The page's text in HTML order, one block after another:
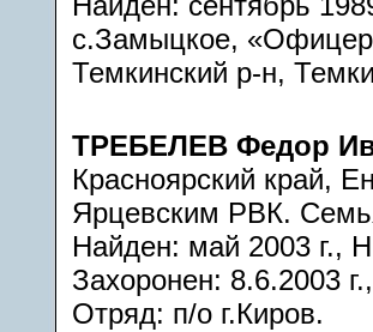
с.Замыцкое,
Темкинский р-н,
ТРЕБЕЛЕВ Федор
Красноярский край,
Ярцевским РВК.
Найден: май 2003 г.,
Захоронен: 8.6.2003
Отряд: п/о г.Киров.